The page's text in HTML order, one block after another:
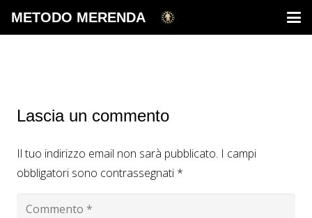
METODO MERENDA
Lascia un commento
Il tuo indirizzo email non sarà pubblicato. I campi
obbligatori sono contrassegnati *